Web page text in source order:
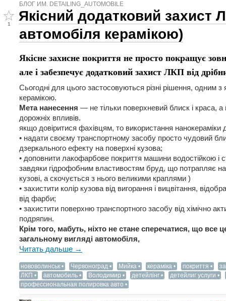
БЛОГ ИМ. DETAILING_AUTOMOBILE
1
Якісний додатковий захист
автомобіля керамікою)
Якісне захисне покриття не просто покращує
але і забезпечує додатковий захист ЛКП від
Cьогодні для цього застосовуються різні рішення, одним
керамікою.
Мета нанесення — не тільки поверхневий блиск і краса, а
дорожніх впливів.
якщо довіритися фахівцям, то використання нанокераміки
• надати своєму транспортному засобу просто чудовий
дзеркального ефекту на поверхні кузова;
• доповнити лакофарбове покриття машини водостійкою і
завдяки гідрофобним властивостям бруд, що потрапляє
кузові, а скочується з нього великими краплями )
• захистити колір кузова від вигорання і вицвітання,
від фарби;
• захистити поверхню транспортного засобу від хімічно
подряпин.
Крім того, мабуть, ніхто не стане сперечатися, що все
загальному вигляді автомобіля,
Читать дальше →
нововолинськ Червоноград Мийка кераміка покриття
ЛКП
автомобиль Володимир детейлінг
детейлиг услуги
профессиональная полировка авто